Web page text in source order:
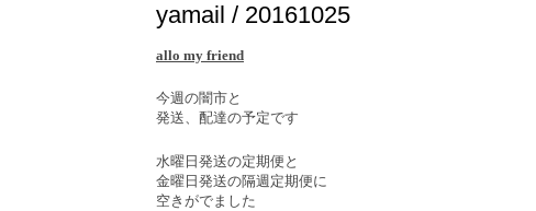
yamail / 20161025
allo my friend
今週の闇市と
発送、配達の予定です
水曜日発送の定期便と
金曜日発送の隔週定期便に
空きがでました